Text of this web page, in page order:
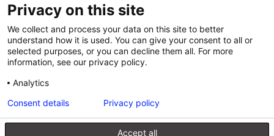
Beitragsnavigation
«Ernährungsreport 2024: So
isst Deutschland
Privacy on this site
We collect and process your data on this site to better
understand how it is used. You can give your consent to all or
selected purposes, or you can decline them all. For more
information, see our privacy policy.
Analytics
Accept all
Consent details Privacy policy